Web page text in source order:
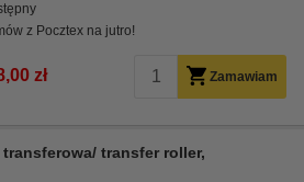
z Pocztex na jutro!
zł Zamawiam
transferowa/ transfer roller,